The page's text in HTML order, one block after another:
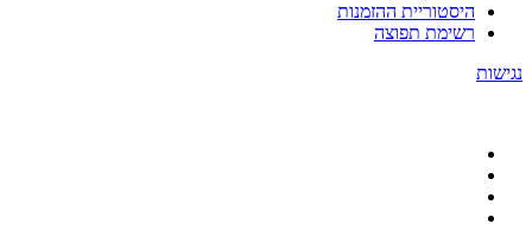
היסטוריית ההזמנות
רשימת תפוצה
נגישות